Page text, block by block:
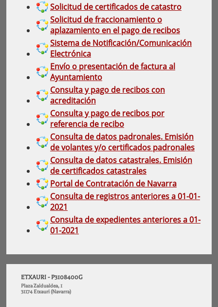
Solicitud de certificados de catastro
Solicitud de fraccionamiento o
aplazamiento en el pago de recibos
Sistema de Notificación/Comunicación
Electrónica
Envío o presentación de factura al
Ayuntamiento
Consulta y pago de recibos con
acreditación
Consulta y pago de recibos por
referencia de recibo
Consulta de datos padronales. Emisión
de volantes y/o certificados padronales
Consulta de datos catastrales. Emisión
de certificados catastrales
Portal de Contratación de Navarra
Consulta de registros anteriores a 01-01-
2021
Consulta de expedientes anteriores a 01-
01-2021
ETXAURI - P3108400G
Plaza Zaldualdea, 1
31174 Etxauri (Navarra)